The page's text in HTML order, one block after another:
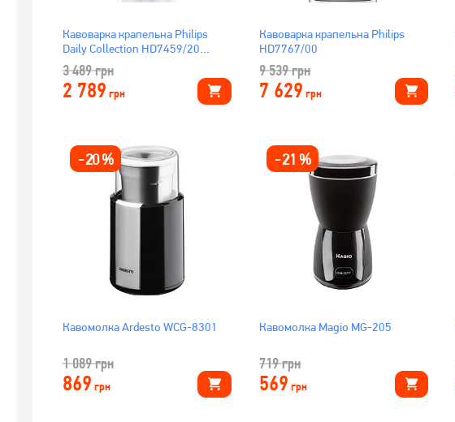
Кавоварка крапельна Philips
Daily Collection HD7459/20
Black/Silver
3 489грн
2 789 грн
Кавоварка крапельна Philips
HD7767/00
9 539грн
7 629 грн
-20%
Кавомолка Ardesto WCG-8301
1 089грн
869 грн
-21 %
Кавомолка Magio MG-205
719грн
569 грн